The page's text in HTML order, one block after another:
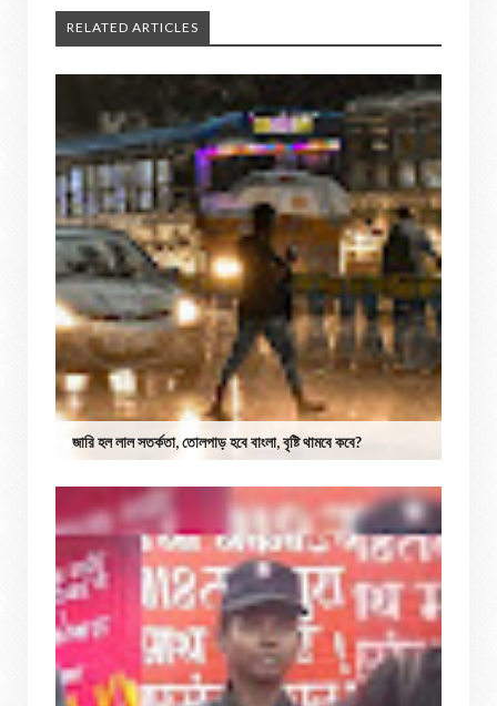
RELATED ARTICLES
জারি হল লাল সতর্কতা, তোলপাড় হবে বাংলা, বৃষ্টি থামবে কবে?